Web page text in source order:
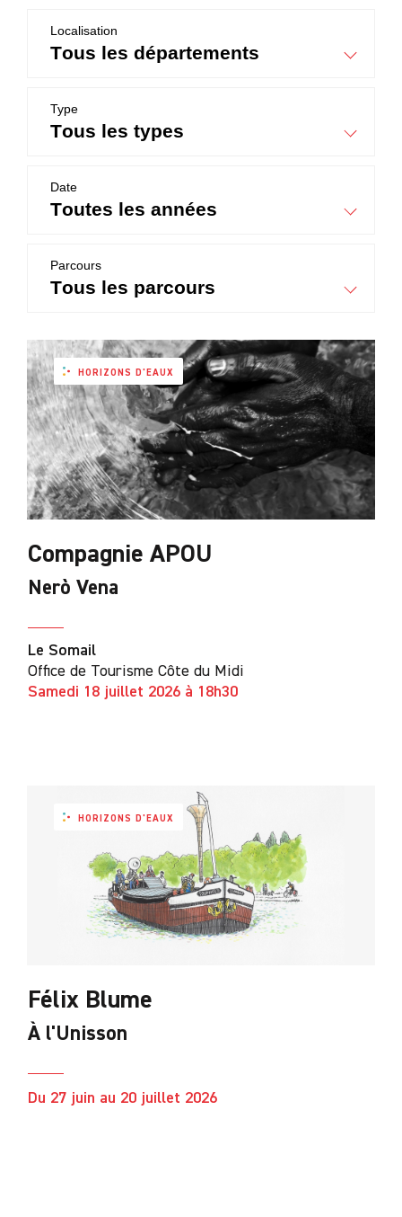
Localisation
tous les départements
Type
tous les types
Date
toutes les années
Parcours
tous les parcours
HORIZONS D'EAUX
Compagnie APOU
Nerò Vena
Le Somail
Office de Tourisme Côte du Midi
Samedi 18 juillet 2026 à 18h30
HORIZONS D'EAUX
Félix Blume
À l'Unisson
Du 27 juin au 20 juillet 2026